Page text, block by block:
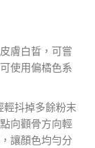
膚白晢，可嘗
使用偏橘色系
輕抖掉多餘粉末
向顴骨方向輕
讓顏色均勻分